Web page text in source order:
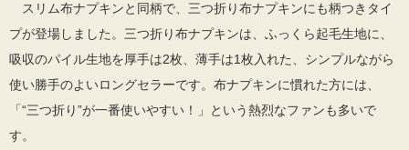
スリム布ナプキンと同柄で、三つ折り布ナプキンにも柄つきタイ
プが登場しました。三つ折り布ナプキンは、ふっくら起毛生地に、
吸収のパイル生地を厚手は2枚、薄手は1枚入れた、シンプルながら
使い勝手のよいロングセラーです。布ナプキンに慣れた方には、
「“三つ折り”が一番使いやすい！」という熱烈なファンも多いで
す。